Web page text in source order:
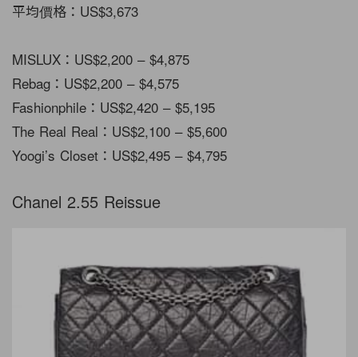
平均價格：US$3,673
MISLUX：US$2,200 – $4,875
Rebag：US$2,200 – $4,575
Fashionphile：US$2,420 – $5,195
The Real Real：US$2,100 – $5,600
Yoogi’s Closet：US$2,495 – $4,795
Chanel 2.55 Reissue